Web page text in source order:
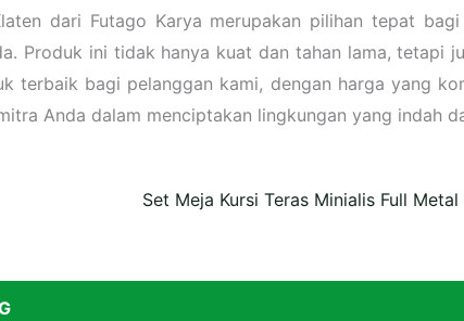
dari Futago Karya merupakan pilihan tepat
Produk ini tidak hanya kuat dan tahan lama, tetapi
terbaik bagi pelanggan kami, dengan harga yang
Anda dalam menciptakan lingkungan yang indah
Set Meja Kursi Teras Minialis Full